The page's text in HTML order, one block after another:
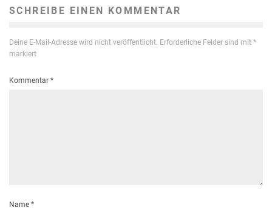
SCHREIBE EINEN KOMMENTAR
Deine E-Mail-Adresse wird nicht veröffentlicht. Erforderliche Felder sind mit *
markiert
Kommentar *
Name *